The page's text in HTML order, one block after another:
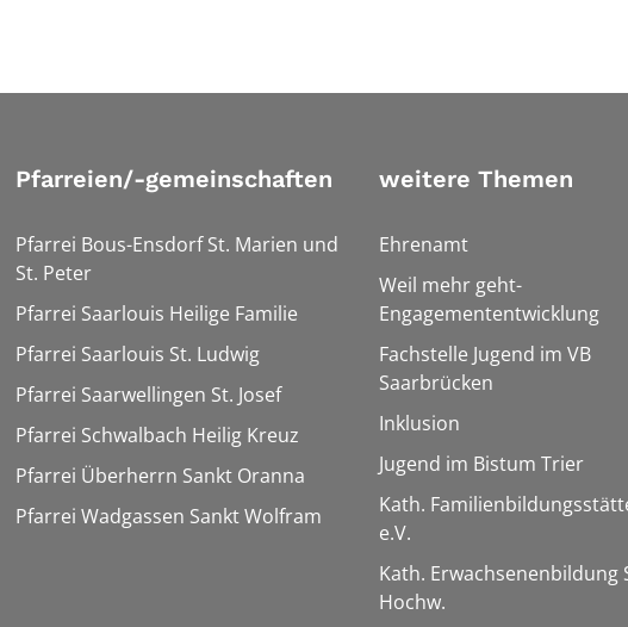
Pfarreien/-gemeinschaften
Pfarrei Bous-Ensdorf St. Marien und
St. Peter
Pfarrei Saarlouis Heilige Familie
Pfarrei Saarlouis St. Ludwig
Pfarrei Saarwellingen St. Josef
Pfarrei Schwalbach Heilig Kreuz
Pfarrei Überherrn Sankt Oranna
Pfarrei Wadgassen Sankt Wolfram
weitere Themen
Ehrenamt
Weil mehr geht-
Engagemententwicklung
Fachstelle Jugend im VB
Saarbrücken
Inklusion
Jugend im Bistum Trier
Kath.
e.V.
Kath. Erwachsenenbildung
Hochw.